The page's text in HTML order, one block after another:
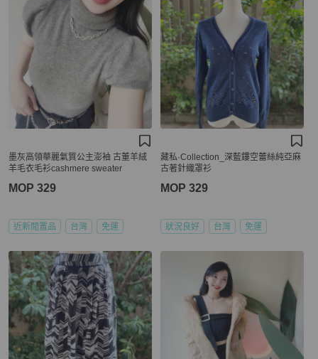
墨灰高領華麗氣質公主澎袖 古董羊絨
羊毛衣毛衫cashmere sweater
MOP 329
近新閒置品 台灣 免運
藏私·Collection_深藍鏤空蕾絲純亞麻
古著針織罩衫
MOP 329
狀況良好 台灣 免運